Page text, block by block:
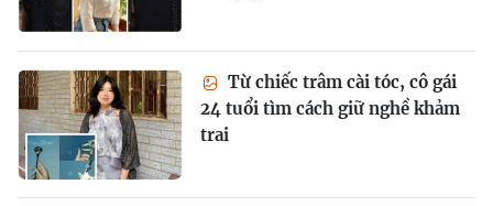
Từ chiếc trâm cài tóc, cô gái
24 tuổi tìm cách giữ nghề khảm
trai